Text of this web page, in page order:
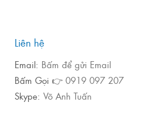
Liên hệ
Email: Bấm để gửi Email
Bấm Gọi 👉 0919 097 207
Skype: Võ Anh Tuấn